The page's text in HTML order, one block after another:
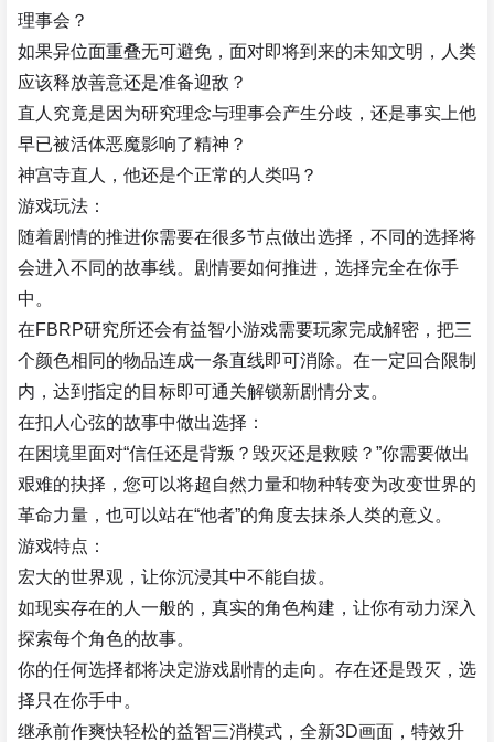
理事会？
如果异位面重叠无可避免，面对即将到来的未知文明，人类
应该释放善意还是准备迎敌？
直人究竟是因为研究理念与理事会产生分歧，还是事实上他
早已被活体恶魔影响了精神？
神宫寺直人，他还是个正常的人类吗？
游戏玩法：
随着剧情的推进你需要在很多节点做出选择，不同的选择将
会进入不同的故事线。剧情要如何推进，选择完全在你手
中。
在FBRP研究所还会有益智小游戏需要玩家完成解密，把三
个颜色相同的物品连成一条直线即可消除。在一定回合限制
内，达到指定的目标即可通关解锁新剧情分支。
在扣人心弦的故事中做出选择：
在困境里面对“信任还是背叛？毁灭还是救赎？”你需要做出
艰难的抉择，您可以将超自然力量和物种转变为改变世界的
革命力量，也可以站在“他者”的角度去抹杀人类的意义。
游戏特点：
宏大的世界观，让你沉浸其中不能自拔。
如现实存在的人一般的，真实的角色构建，让你有动力深入
探索每个角色的故事。
你的任何选择都将决定游戏剧情的走向。存在还是毁灭，选
择只在你手中。
继承前作爽快轻松的益智三消模式，全新3D画面，特效升